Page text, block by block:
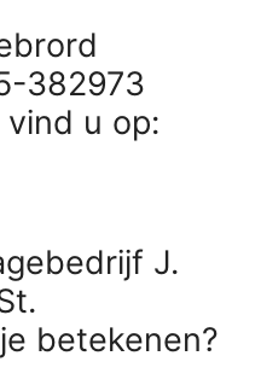
382973
u op:
J.
betekenen?